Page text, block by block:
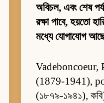
অবিচল, এবং শেষ
রক্ষা পাবে, হয়তো
মধ্যে যোগাযোগ
Vadeboncoeur,
(1879-1941),
(১৮৭৯-১৯৪১),